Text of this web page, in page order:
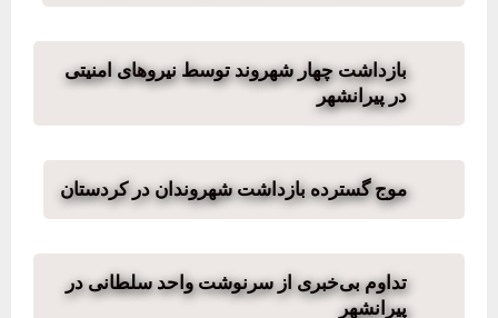
بازداشت چهار شهروند توسط نیروهای امنیتی
در پیرانشهر
موج گسترده بازداشت شهروندان در کردستان
تداوم بی‌خبری از سرنوشت واحد سلطانی در
پیرانشهر